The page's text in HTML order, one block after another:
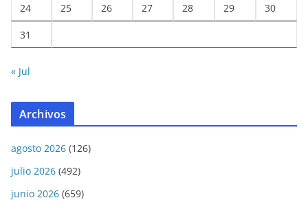
24 25 26 27 28 29 30
31
« Jul
Archivos
agosto 2026 (126)
julio 2026 (492)
junio 2026 (659)